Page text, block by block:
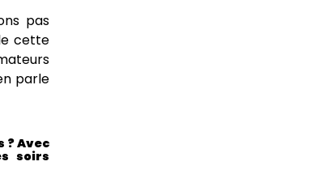
pas
cette
parle
? Avec
soirs